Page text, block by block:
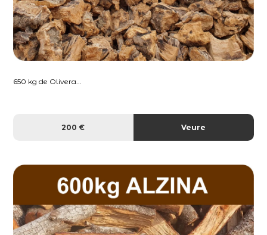
650 kg de Olivera...
200 € Veure